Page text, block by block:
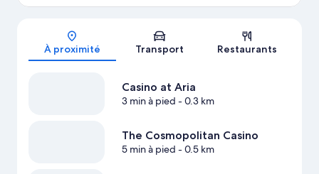
Carte
À proximité Transport Restaurants
Casino at Aria
3 min à pied - 0.3 km
The Cosmopolitan Casino
5 min à pied - 0.5 km